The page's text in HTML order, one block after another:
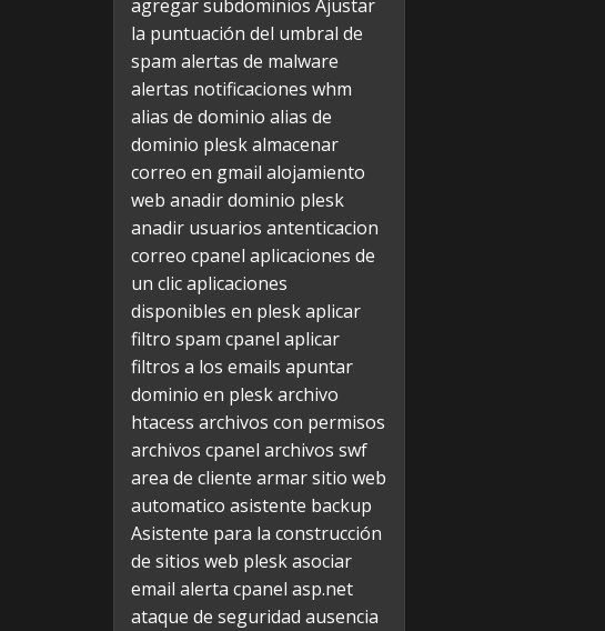
agregar subdominios Ajustar
la puntuación del umbral de
spam alertas de malware
alertas notificaciones whm
alias de dominio alias de
dominio pleskalmacenar
correo en gmail alojamiento
web anadir dominio plesk
anadir usuarios antenticacion
correo cpanel aplicaciones de
un clicaplicaciones
disponibles en pleskaplicar
filtro spam cpanel aplicar
filtros a los emails apuntar
dominio en pleskarchivo
htacess archivos con permisos
archivos cpanel archivos swf
area de cliente armar sitio web
automatico asistente backup
Asistente para la construcción
de sitios web pleskasociar
email alerta cpanel asp.net
ataque de seguridad ausencia